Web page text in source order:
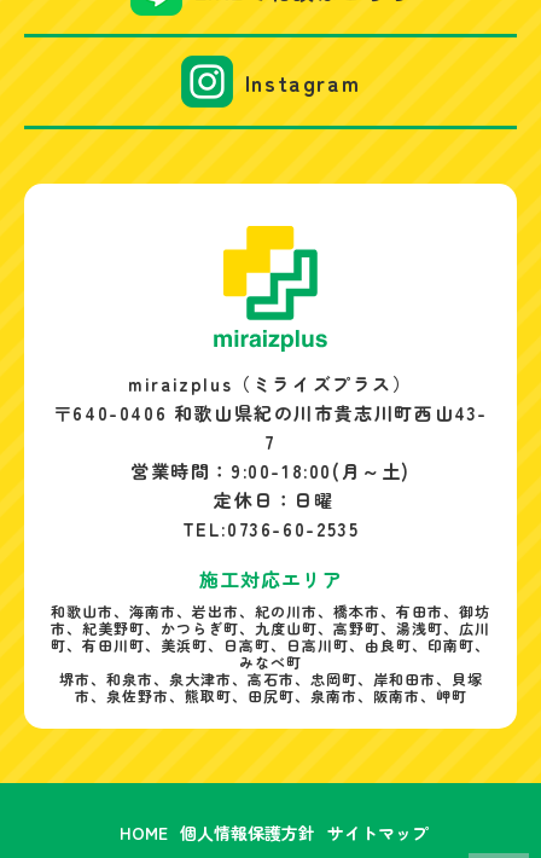
Instagram
miraizplus（ミライズプラス）
〒640-0406 和歌山県紀の川市貴志川町西山43-
7
営業時間：9:00-18:00(月～土)
定休日：日曜
TEL:0736-60-2535
施工対応エリア
和歌山市、海南市、岩出市、紀の川市、橋本市、有田市、御坊
市、紀美野町、かつらぎ町、九度山町、高野町、湯浅町、広川
町、有田川町、美浜町、日高町、日高川町、由良町、印南町、
みなべ町
堺市、和泉市、泉大津市、高石市、忠岡町、岸和田市、貝塚
市、泉佐野市、熊取町、田尻町、泉南市、阪南市、岬町
HOME 個人情報保護方針 サイトマップ